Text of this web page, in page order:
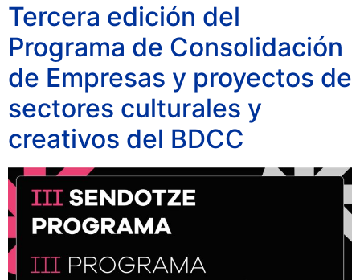
Tercera edición del
Programa de Consolidación
de Empresas y proyectos de
sectores culturales y
creativos del BDCC